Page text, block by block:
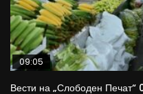
09:05
Вести на „Слободен